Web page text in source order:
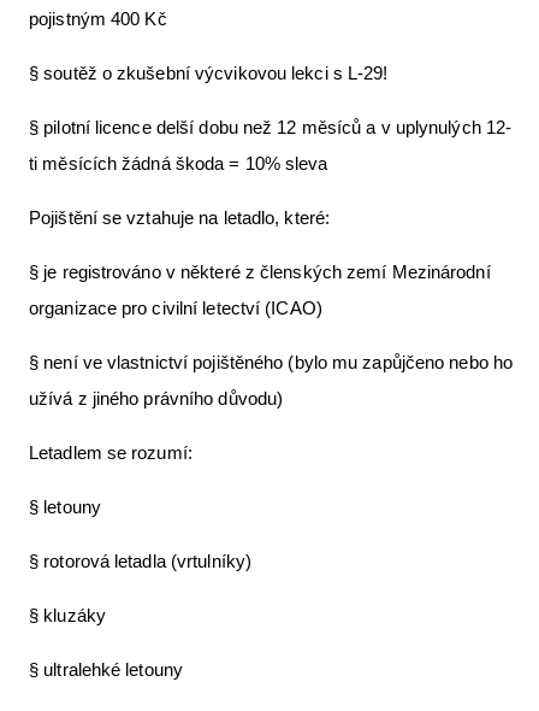
pojistným 400 Kč
§ soutěž o zkušební výcvikovou lekci s L-29!
§ pilotní licence delší dobu než 12 měsíců a v uplynulých 12-
ti měsících žádná škoda = 10% sleva
Pojištění se vztahuje na letadlo, které:
§ je registrováno v některé z členských zemí Mezinárodní
organizace pro civilní letectví (ICAO)
§ není ve vlastnictví pojištěného (bylo mu zapůjčeno nebo ho
užívá z jiného právního důvodu)
Letadlem se rozumí:
§ letouny
§ rotorová letadla (vrtulníky)
§ kluzáky
§ ultralehké letouny